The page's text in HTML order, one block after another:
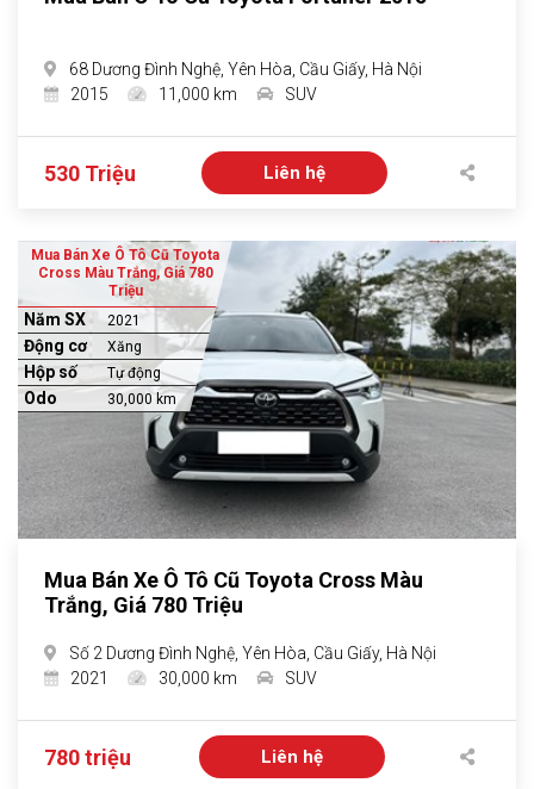
68 Dương Đình Nghệ, Yên Hòa, Cầu Giấy, Hà Nội
2015
11,000 km SUV
530 Triệu Liên hệ
Mua Bán Xe Ô Tô Cũ Toyota
Cross Màu Trắng, Giá 780
Triệu
Năm SX 2021
Động cơ Xăng
Hộp số Tự động
Odo 30,000 km
Mua Bán Xe Ô Tô Cũ Toyota Cross Màu
Trắng, Giá 780 Triệu
Số 2 Dương Đình Nghệ, Yên Hòa, Cầu Giấy, Hà Nội
2021
30,000 km SUV
780 triệu Liên hệ